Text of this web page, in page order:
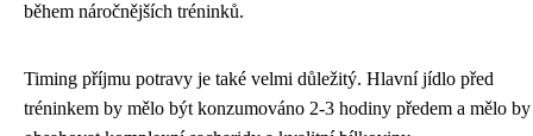
během náročnějších tréninků.
Timing příjmu potravy je také velmi důležitý. Hlavní jídlo před
tréninkem by mělo být konzumováno 2-3 hodiny předem a mělo by